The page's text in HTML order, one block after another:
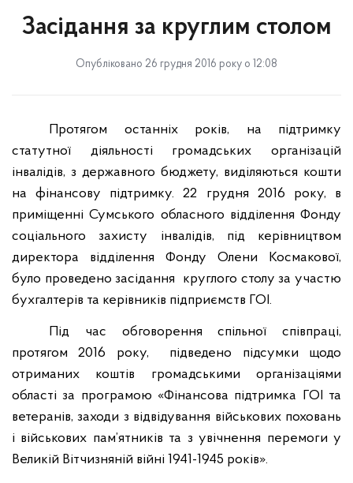
Засідання за круглим столом
Опубліковано 26 грудня 2016 року о 12:08
Протягом останніх років, на підтримку
статутної діяльності громадських організацій
інвалідів, з державного бюджету, виділяються кошти
на фінансову підтримку. 22 грудня 2016 року, в
приміщенні Сумського обласного відділення Фонду
соціального захисту інвалідів, під керівництвом
директора відділення Фонду Олени Космакової,
було проведено засідання
круглого столу за участю
бухгалтерів та керівників підприємств ГОІ.
Під час обговорення спільної співпраці,
протягом 2016 року,
підведено підсумки щодо
отриманих коштів громадськими організаціями
області за програмою «Фінансова підтримка ГОІ та
ветеранів, заходи з відвідування військових поховань
і військових пам’ятників та з увічнення перемоги у
Великій Вітчизняній війні 1941-1945 років».